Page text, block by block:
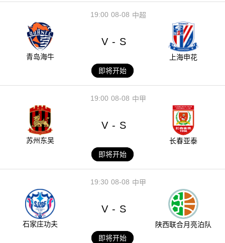
08-08
19:00 中超
青岛海牛
V - S
上海申花
即将开始
08-08
19:00 中甲
苏州东吴
V - S
长春亚泰
即将开始
08-08
19:30 中甲
石家庄功夫
V - S
陕西联合月亮泊队
即将开始